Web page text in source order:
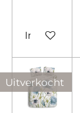
In
Uitverkocht